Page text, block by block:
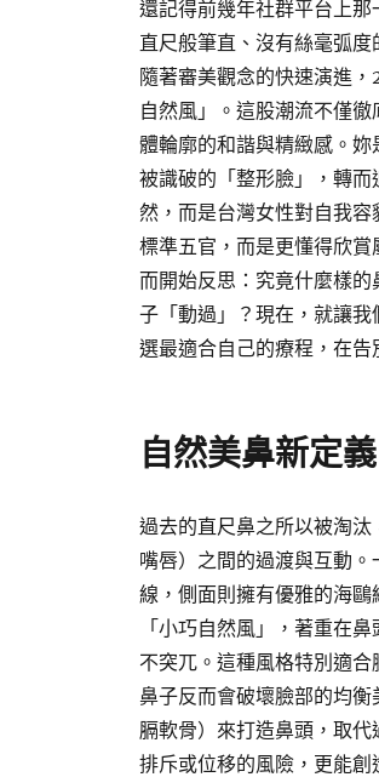
還記得前幾年社群平台上
直尺般筆直、沒有絲毫弧
隨著審美觀念的快速演進
自然風」。這股潮流不僅
體輪廓的和諧與精緻感。
被識破的「整形臉」，轉
然，而是台灣女性對自我
標準五官，而是更懂得欣
而開始反思：究竟什麼樣
子「動過」？現在，就讓
選最適合自己的療程，在
自然美鼻新定
過去的直尺鼻之所以被淘汰
嘴唇）之間的過渡與互動
線，側面則擁有優雅的海
「小巧自然風」，著重在
不突兀。這種風格特別適
鼻子反而會破壞臉部的均
膈軟骨）來打造鼻頭，取
排斥或位移的風險，更能創